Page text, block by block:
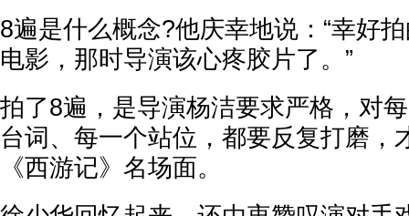
8遍是什么概念?他庆幸地说：“幸好
电影，那时导演该心疼胶片了。”
拍了8遍，是导演杨洁要求严格，对
台词、每一个站位，都要反复打磨，
《西游记》名场面。